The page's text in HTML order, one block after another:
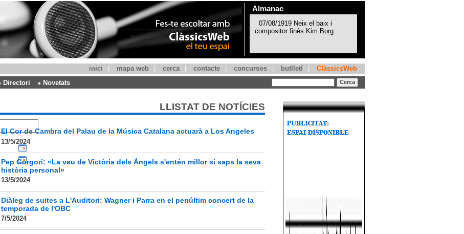
Almanac
inici mapa web cerca contacte concursos butlletí
ClàssicsWeb
Directori Novetats
LLISTAT DE NOTÍCIES
El Cor de Cambra del Palau de la Música Catalana actuarà a Los Angeles
13/5/2024
Pep Gorgori: «La veu de Victòria dels Àngels s'entén millor si saps la seva
història personal»
13/5/2024
Diàleg de suites a L'Auditori: Wagner i Parra en el penúltim concert de la
temporada de l'OBC
7/5/2024